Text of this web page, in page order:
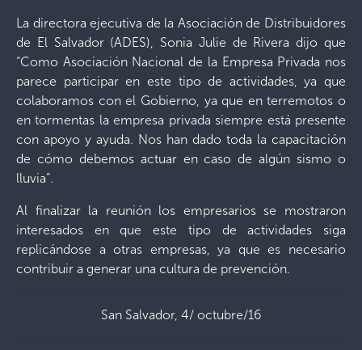
La directora ejecutiva de la Asociación de Distribuidores
de El Salvador (ADES), Sonia Julie de Rivera dijo que
“Como Asociación Nacional de la Empresa Privada nos
parece participar en este tipo de actividades, ya que
colaboramos con el Gobierno, ya que en terremotos o
en tormentas la empresa privada siempre está presente
con apoyo y ayuda. Nos han dado toda la capacitación
de cómo debemos actuar en caso de algún sismo o
lluvia”.
Al finalizar la reunión los empresarios se mostraron
interesados en que este tipo de actividades siga
replicándose a otras empresas, ya que es necesario
contribuir a generar una cultura de prevención.
San Salvador, 4/ octubre/16